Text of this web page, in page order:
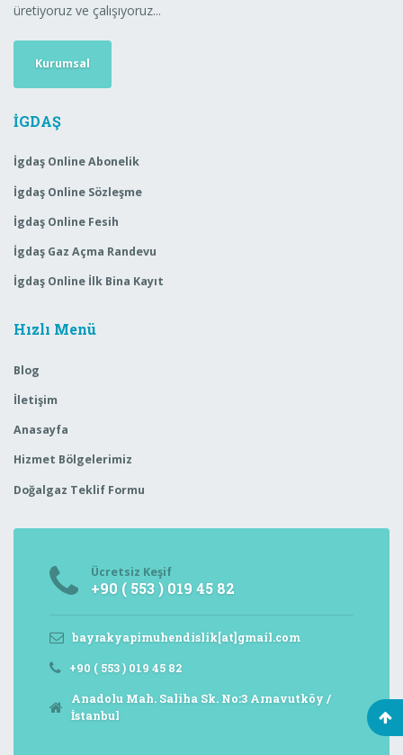
üretiyoruz ve çalışıyoruz...
Kurumsal
İGDAŞ
İgdaş Online Abonelik
İgdaş Online Sözleşme
İgdaş Online Fesih
İgdaş Gaz Açma Randevu
İgdaş Online İlk Bina Kayıt
Hızlı Menü
Blog
İletişim
Anasayfa
Hizmet Bölgelerimiz
Doğalgaz Teklif Formu
Ücretsiz Keşif
+90 ( 553 ) 019 45 82
bayrakyapimuhendislik[at]gmail.com
+90 ( 553 ) 019 45 82
Anadolu Mah. Saliha Sk. No:3 Arnavutköy /
İstanbul